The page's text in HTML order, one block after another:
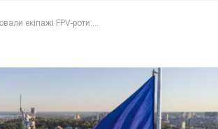
екіпажі FPV-роти:...